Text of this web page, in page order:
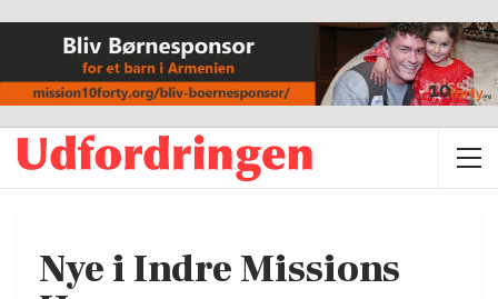
Nye i Indre Missions